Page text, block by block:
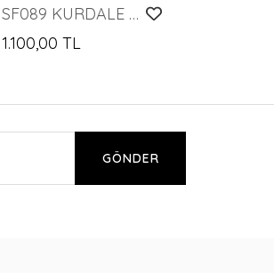
SF089 KURDALE TAKIM
1.100,00 TL
GÖNDER